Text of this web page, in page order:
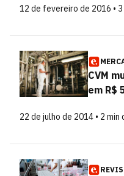
12 de fevereiro de 2016 •
CVM
em R$
22 de julho de 2014 • 2 min